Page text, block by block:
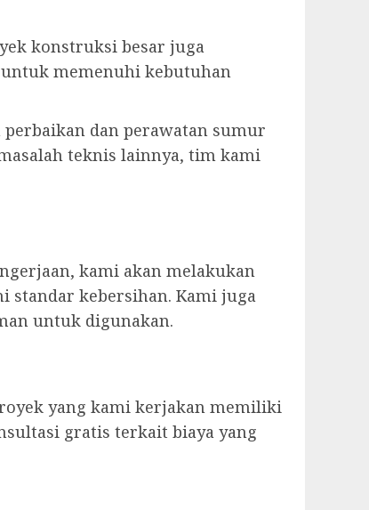
konstruksi besar juga
memenuhi kebutuhan
dan perawatan sumur
teknis lainnya, tim kami
kami akan melakukan
standar kebersihan. Kami juga
untuk digunakan.
yang kami kerjakan memiliki
gratis terkait biaya yang